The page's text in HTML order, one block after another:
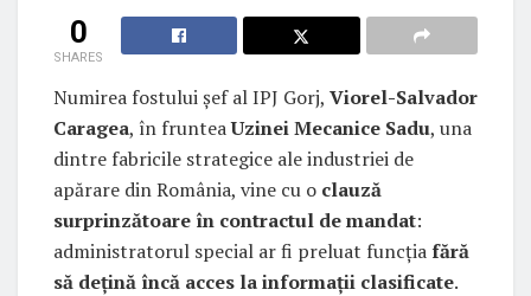
0
SHARES
Numirea fostului șef al IPJ Gorj, Viorel-Salvador
Caragea, în frunteaUzinei Mecanice Sadu, una
dintre fabricile strategice ale industriei de
apărare din România, vine cu o clauză
surprinzătoare în contractul de mandat:
administratorul special ar fi preluat funcțiafără
să dețină încă acces la informații clasificate.